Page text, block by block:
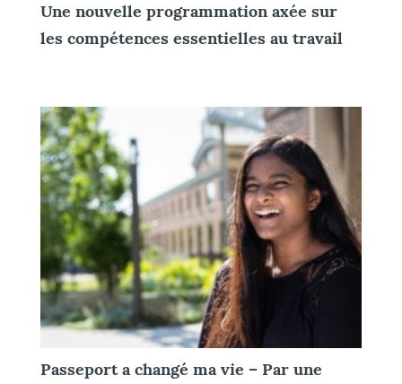
Une nouvelle programmation axée sur
les compétences essentielles au travail
Passeport a changé ma vie – Par une